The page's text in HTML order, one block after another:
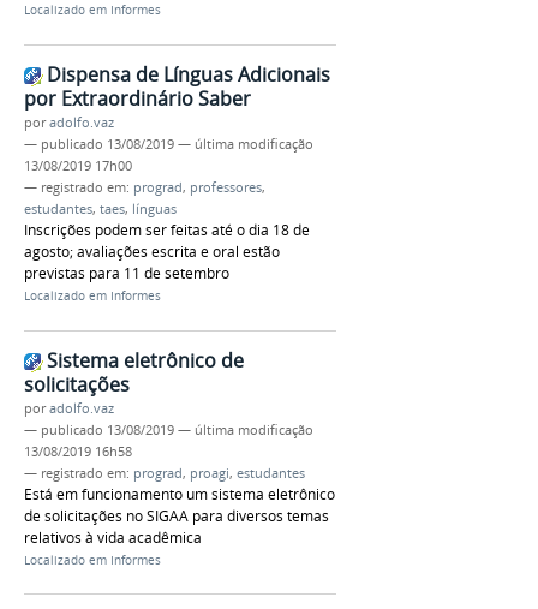
Localizado em Informes
Dispensa de Línguas Adicionais
por Extraordinário Saber
poradolfo.vaz
— publicado 13/08/2019 — última modificação
13/08/2019 17h00
— registrado em: prograd, professores,
estudantes, taes, línguas
Inscrições podem ser feitas até o dia 18 de
agosto; avaliações escrita e oral estão
previstas para 11 de setembro
Localizado em Informes
Sistema eletrônico de
solicitações
poradolfo.vaz
— publicado 13/08/2019 — última modificação
13/08/2019 16h58
— registrado em: prograd, proagi, estudantes
Está em funcionamento um sistema eletrônico
de solicitações no SIGAA para diversos temas
relativos à vida acadêmica
Localizado em Informes